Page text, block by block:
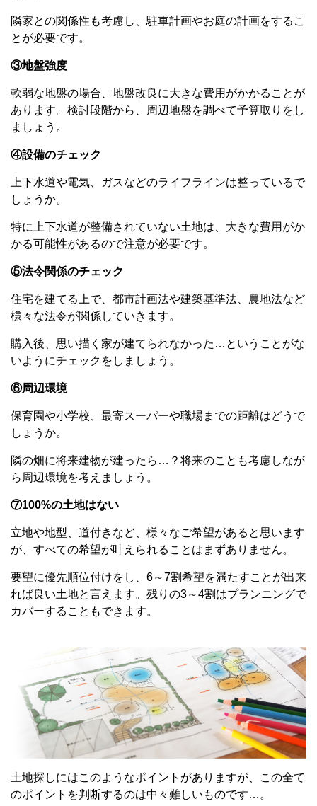
隣家との関係性も考慮し、駐車計画やお庭の計画をするこ
とが必要です。
③地盤強度
軟弱な地盤の場合、地盤改良に大きな費用がかかることが
あります。検討段階から、周辺地盤を調べて予算取りをし
ましょう。
④設備のチェック
上下水道や電気、ガスなどのライフラインは整っているで
しょうか。
特に上下水道が整備されていない土地は、大きな費用がか
かる可能性があるので注意が必要です。
⑤法令関係のチェック
住宅を建てる上で、都市計画法や建築基準法、農地法など
様々な法令が関係していきます。
購入後、思い描く家が建てられなかった…ということがな
いようにチェックをしましょう。
⑥周辺環境
保育園や小学校、最寄スーパーや職場までの距離はどうで
しょうか。
隣の畑に将来建物が建ったら…？将来のことも考慮しなが
ら周辺環境を考えましょう。
⑦100%の土地はない
立地や地型、道付きなど、様々なご希望があると思います
が、すべての希望が叶えられることはまずありません。
要望に優先順位付けをし、6～7割希望を満たすことが出来
れば良い土地と言えます。残りの3～4割はプランニングで
カバーすることもできます。
土地探しにはこのようなポイントがありますが、この全て
のポイントを判断するのは中々難しいものです…。